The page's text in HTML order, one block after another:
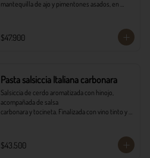
mantequilla de ajo y pimentones asados, en
$47.900
Pasta salsiccia Italiana carbonara
Salsiccia de cerdo aromatizada con hinojo,
acompañada de salsa
carbonara y tocineta. Finalizada con vino tinto y
$43.500